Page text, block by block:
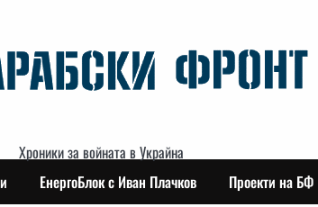
Хроники за войната в Украйна
ЕнергоБлок с Иван Плачков Проекти на БФ